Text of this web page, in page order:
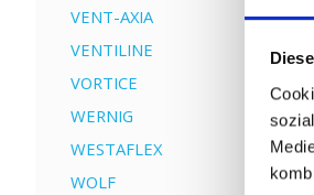
VENT-AXIA
VENTILINE
VORTICE
WERNIG
WESTAFLEX
WOLF